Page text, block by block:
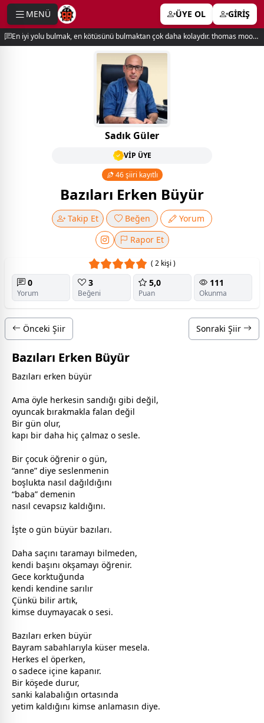
MENÜ ÜYE OL GİRİŞ
En iyi yolu bulmak, en kötüsünü bulmaktan çok daha kolaydır. thomas moore
Sadık Güler
VİP ÜYE
46 şiiri kayıtlı
Bazıları Erken Büyür
Takip Et Beğen
Yorum
Rapor Et
( 2 kişi )
0
Yorum
3
Beğeni
5,0
Puan
111
Okunma
Önceki Şiir Sonraki Şiir
Bazıları Erken Büyür
Bazıları erken büyür
Ama öyle herkesin sandığı gibi değil,
oyuncak bırakmakla falan değil
Bir gün olur,
kapı bir daha hiç çalmaz o sesle.
Bir çocuk öğrenir o gün,
“anne” diye seslenmenin
boşlukta nasıl dağıldığını
“baba” demenin
nasıl cevapsız kaldığını.
İşte o gün büyür bazıları.
Daha saçını taramayı bilmeden,
kendi başını okşamayı öğrenir.
Gece korktuğunda
kendi kendine sarılır
Çünkü bilir artık,
kimse duymayacak o sesi.
Bazıları erken büyür
Bayram sabahlarıyla küser mesela.
Herkes el öperken,
o sadece içine kapanır.
Bir köşede durur,
sanki kalabalığın ortasında
yetim kaldığını kimse anlamasın diye.
menu